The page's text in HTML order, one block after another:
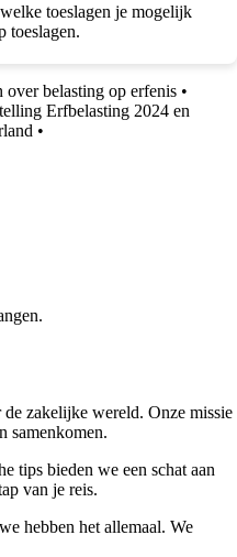
toeslagen je mogelijk
toeslagen.
belasting op erfenis •
Erfbelasting 2024 en
•
zakelijke wereld. Onze missie
samenkomen.
tips bieden we een schat aan
van je reis.
hebben het allemaal. We